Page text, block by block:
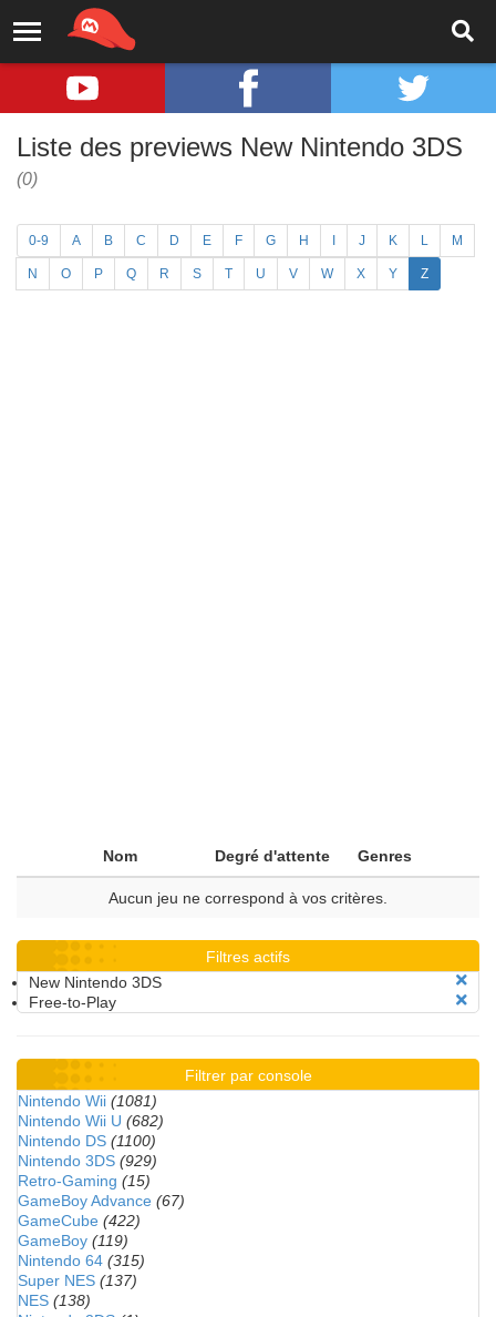
Liste des previews New Nintendo 3DS
(0)
0-9 A B C D E F G H J K L M
N O P Q R S T U V W X Y Z
Nom Degré d'attente Genres
Aucun jeu ne correspond à vos critères.
Filtres actifs
New Nintendo 3DS
Free-to-Play
Filtrer par console
Nintendo Wii (1081)
Nintendo Wii U (682)
Nintendo DS (1100)
Nintendo 3DS (929)
Retro-Gaming (15)
GameBoy Advance (67)
GameCube (422)
GameBoy (119)
Nintendo 64 (315)
Super NES (137)
NES (138)